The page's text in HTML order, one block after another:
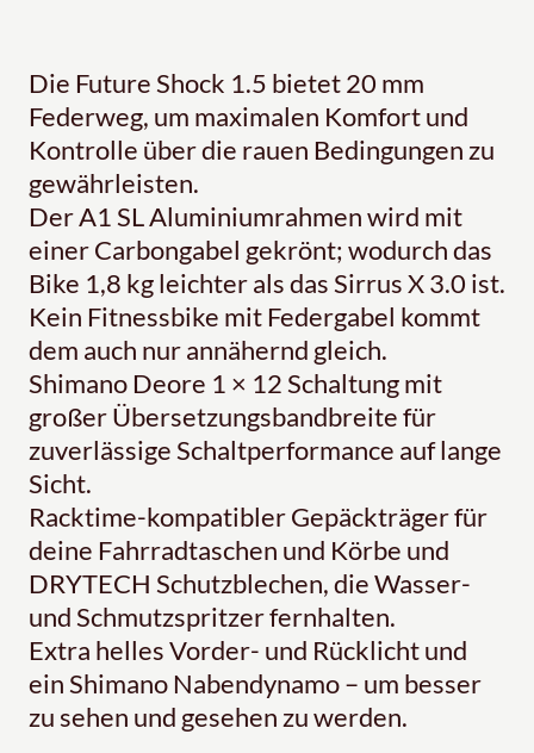
Die Future Shock 1.5 bietet 20 mm
Federweg, um maximalen Komfort und
Kontrolle über die rauen Bedingungen zu
gewährleisten.
Der A1 SL Aluminiumrahmen wird mit
einer Carbongabel gekrönt; wodurch das
Bike 1,8 kg leichter als das Sirrus X 3.0 ist.
Kein Fitnessbike mit Federgabel kommt
dem auch nur annähernd gleich.
Shimano Deore 1 × 12 Schaltung mit
großer Übersetzungsbandbreite für
zuverlässige Schaltperformance auf lange
Sicht.
Racktime-kompatibler Gepäckträger für
deine Fahrradtaschen und Körbe und
DRYTECH Schutzblechen, die Wasser-
und Schmutzspritzer fernhalten.
Extra helles Vorder- und Rücklicht und
ein Shimano Nabendynamo – um besser
zu sehen und gesehen zu werden.